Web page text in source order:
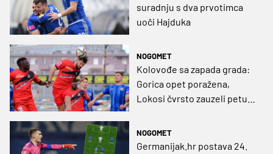
suradnju s dva prvotimca
uoči Hajduka
NOGOMET
Kolovođe sa zapada grada:
Gorica opet poražena,
Lokosi čvrsto zauzeli petu
NOGOMET
Germanijak.hr postava 24.